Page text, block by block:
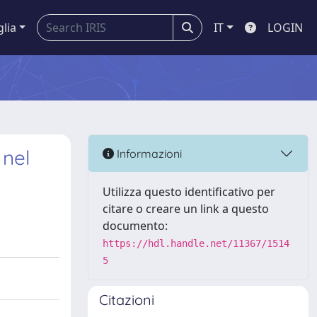
IT LOGIN
Informazioni
Utilizza questo identificativo per
citare o creare un link a questo
documento:
https://hdl.handle.net/11367/1514
5
Citazioni